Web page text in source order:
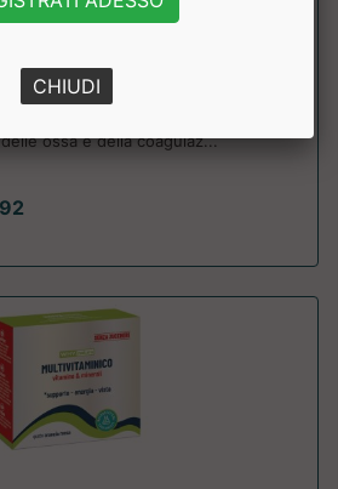
Why Nature
ossa e della coagulaz...
CHIUDI